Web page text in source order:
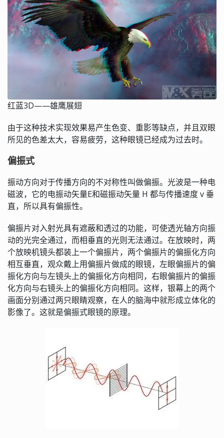
红蓝3D——雄鹰展翅
由于这种技术实现效果易产生色变、重影等缺点，并且双眼
所见的色差太大，容易疲劳，这种眼镜已经成为过去时。
偏振式
振动方向对于传播方向的不对称性叫做偏振。光波是一种电
磁波，它的电振动矢量E和磁振动矢量 H 都与传播速度 v 垂
直，所以具有偏振性。
偏振片对入射光具有遮蔽和透过的功能，可使透光轴方向振
动的光完全通过，而相垂直的光则无法通过。在放映时，两
个放映机镜头都装上一个偏振片，两个偏振片的偏振化方向
相互垂直，观众戴上用偏振片做成的眼镜，左眼偏振片的偏
振化方向与左镜头上的偏振化方向相同，右眼偏振片的偏振
化方向与右镜头上的偏振化方向相同。这样，银幕上的两个
画面分别通过两只眼睛观察，在人的脑海中就形成立体化的
影像了。这就是偏振式眼镜的原理。